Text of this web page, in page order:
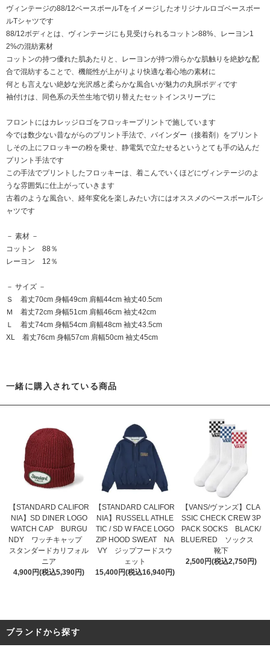
ヴィンテージの88/12ベースボールTをイメージしたオリジナルロゴベースボー
ルTシャツです
88/12ボディとは、ヴィンテージにも見受けられるコットン88%、レーヨン1
2%の混紡素材
コットンの持つ優れた肌あたりと、レーヨンが持つ滑らかな肌触りを絶妙な配
合で混紡することで、機能性が上がりより快適な着心地の素材に
何とも言えない絶妙な光沢感と柔らかな風合いが魅力の丸胴ボディです
袖付けは、同色系の天竺生地で切り替えたセットインスリーブに
フロントにはカレッジロゴをフロッキープリントで施しています
今では数少ない昔ながらのプリント手法で、バインダー（接着剤）をプリント
しその上にフロッキーの粉を乗せ、静電気で立たせるというとても手の込んだ
プリント手法です
この手法でプリントしたフロッキーは、着こんでいくほどにヴィンテージのよ
うな雰囲気に仕上がっていきます
古着のような風合い、経年変化を楽しみたい方にはオススメのベースボールTシ
ャツです
－ 素材 －
コットン 88％
レーヨン 12％
－ サイズ －
Ｓ 着丈70cm 身幅49cm 肩幅44cm 袖丈40.5cm
Ｍ 着丈72cm 身幅51cm 肩幅46cm 袖丈42cm
Ｌ 着丈74cm 身幅54cm 肩幅48cm 袖丈43.5cm
XL 着丈76cm 身幅57cm 肩幅50cm 袖丈45cm
一緒に購入されている商品
【STANDARD CALIFOR
NIA】SD DINER LOGO
WATCH CAP BURGU
NDY ワッチキャップ
スタンダードカリフォル
ニア
4,900円(税込5,390円)
【STANDARD CALIFOR
NIA】RUSSELL ATHLE
TIC / SD W FACE LOGO
ZIP HOOD SWEAT NA
VY ジップフードスウ
ェット
15,400円(税込16,940円)
【VANS/ヴァンズ】CLA
SSIC CHECK CREW 3P
PACK SOCKS BLACK/
BLUE/RED ソックス
靴下
2,500円(税込2,750円)
ブランドから探す